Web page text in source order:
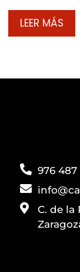
LEER MÁS
976 487
C. de la